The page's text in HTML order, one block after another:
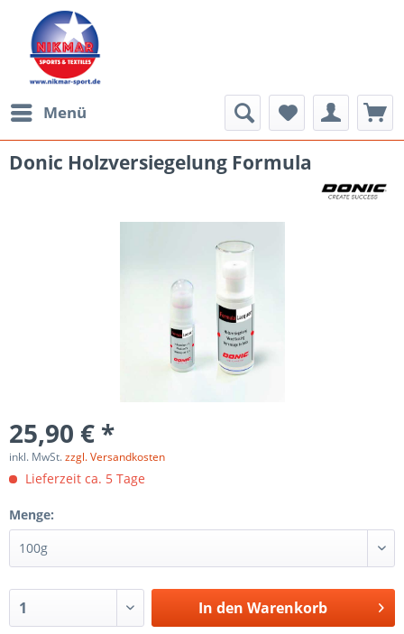
Menü
Donic Holzversiegelung Formula
25,90 € *
inkl. MwSt.zzgl. Versandkosten
Lieferzeit ca. 5 Tage
Menge:
In den Warenkorb